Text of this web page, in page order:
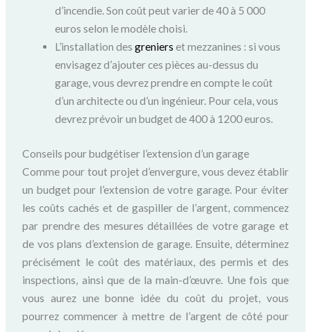
d’incendie. Son coût peut varier de 40 à 5 000
euros selon le modèle choisi.
L’installation des greniers et mezzanines : si vous
envisagez d’ajouter ces pièces au-dessus du
garage, vous devrez prendre en compte le coût
d’un architecte ou d’un ingénieur. Pour cela, vous
devrez prévoir un budget de 400 à 1200 euros.
Conseils pour budgétiser l’extension d’un garage
Comme pour tout projet d’envergure, vous devez établir
un budget pour l’extension de votre garage. Pour éviter
les coûts cachés et de gaspiller de l’argent, commencez
par prendre des mesures détaillées de votre garage et
de vos plans d’extension de garage. Ensuite, déterminez
précisément le coût des matériaux, des permis et des
inspections, ainsi que de la main-d’œuvre. Une fois que
vous aurez une bonne idée du coût du projet, vous
pourrez commencer à mettre de l’argent de côté pour